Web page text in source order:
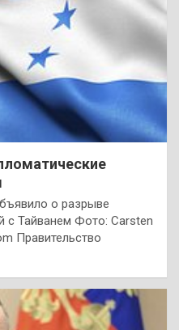
о разрыве
с Тайванем Фото: Carsten
Правительство